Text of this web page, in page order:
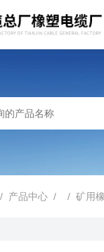
/ 产品中心 / /矿用